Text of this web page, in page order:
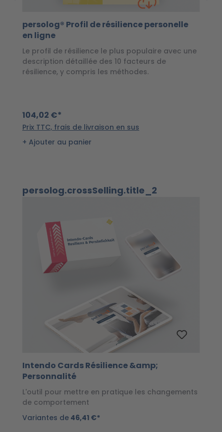
persolog® Profil de résilience personelle
en ligne
Le profil de résilience le plus populaire avec une
description détaillée des 10 facteurs de
résilience, y compris les méthodes.
104,02 €*
Prix TTC, frais de livraison en sus
Ajouter au panier
Ignorer la galerie de produits
persolog.crossSelling.title_2
Intendo Cards Résilience &amp;
Personnalité
L'outil pour mettre en pratique les changements
de comportement
Variantes de 46,41 €*